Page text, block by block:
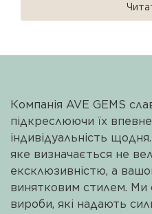
дозволяє фіксувати
між камінцями, тому
шиї. Один виріб може
У колекції
натуральним
ніжною бірюзою та
бароко. Це авторські
цінує щирість
собою — справжньою
Компанія AVE GEMS
підкреслюючи їх
індивідуальність
яке визначається не
ексклюзивністю, а
винятковим стилем. Ми
вироби, які надають